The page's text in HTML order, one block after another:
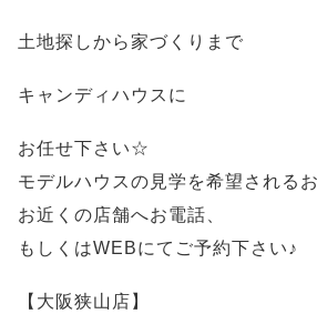
土地探しから家づくりまで
キャンディハウスに
お任せ下さい☆
モデルハウスの見学を希望される
お近くの店舗へお電話、
もしくはWEBにてご予約下さい♪
【大阪狭山店】